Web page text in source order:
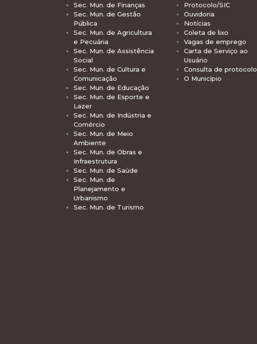
Sec. Mun. de Finanças
Sec. Mun. de Gestão
Pública
Sec. Mun. de Agricultura
e Pecuária
Sec. Mun. de Assistência
Social
Sec. Mun. de Cultura e
Comunicação
Sec. Mun. de Educação
Sec. Mun. de Esporte e
Lazer
Sec. Mun. de Indústria e
Comércio
Sec. Mun. de Meio
Ambiente
Sec. Mun. de Obras e
Infraestrutura
Sec. Mun. de Saúde
Sec. Mun. de
Planejamento e
Urbanismo
Sec. Mun. de Turismo
Protocolo/SIC
Ouvidoria
Notícias
Coleta de lixo
Vagas de emprego
Carta de Serviço ao
Usuário
Consulta de protocolo
O Município